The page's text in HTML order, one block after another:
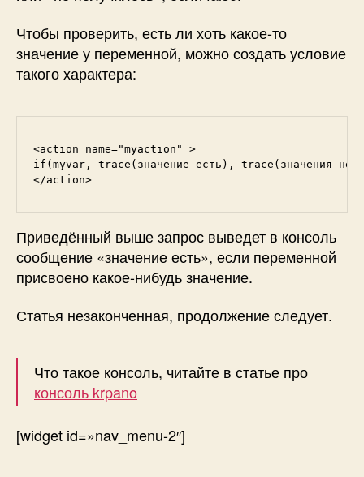
Чтобы проверить, есть ли хоть какое-то
значение у переменной, можно создать условие
такого характера:
<action name="myaction" >
if(myvar, trace(значение есть), trace(значения
</action>
Приведённый выше запрос выведет в консоль
сообщение «значение есть», если переменной
присвоено какое-нибудь значение.
Статья незаконченная, продолжение следует.
Что такое консоль, читайте в статье про
консоль krpano
[widget id=»nav_menu-2″]